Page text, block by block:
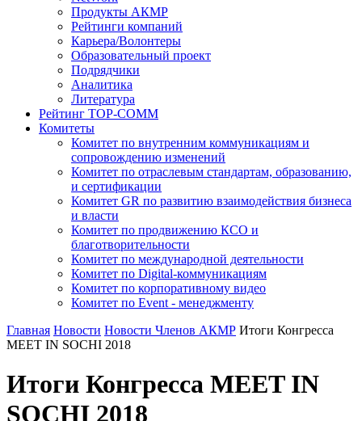
Продукты АКМР
Рейтинги компаний
Карьера/Волонтеры
Образовательный проект
Подрядчики
Аналитика
Литература
Рейтинг TOP-COMM
Комитеты
Комитет по внутренним коммуникациям и
сопровождению изменений
Комитет по отраслевым стандартам, образованию,
и сертификации
Комитет GR по развитию взаимодействия бизнеса
и власти
Комитет по продвижению КСО и
благотворительности
Комитет по международной деятельности
Комитет по Digital-коммуникациям
Комитет по корпоративному видео
Комитет по Event - менеджменту
Главная Новости Новости Членов АКМР Итоги Конгресса
MEET IN SOCHI 2018
Итоги Конгресса MEET IN
SOCHI 2018